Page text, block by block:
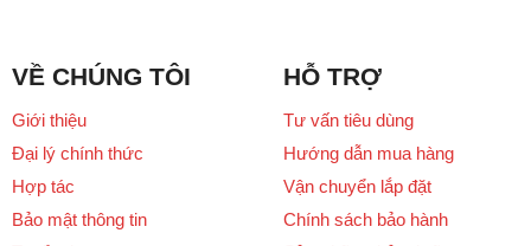
VỀ CHÚNG TÔI
Giới thiệu
Đại lý chính thức
Hợp tác
Bảo mật thông tin
HỖ TRỢ
Tư vấn tiêu dùng
Hướng dẫn mua hàng
Vận chuyển lắp đặt
Chính sách bảo hành